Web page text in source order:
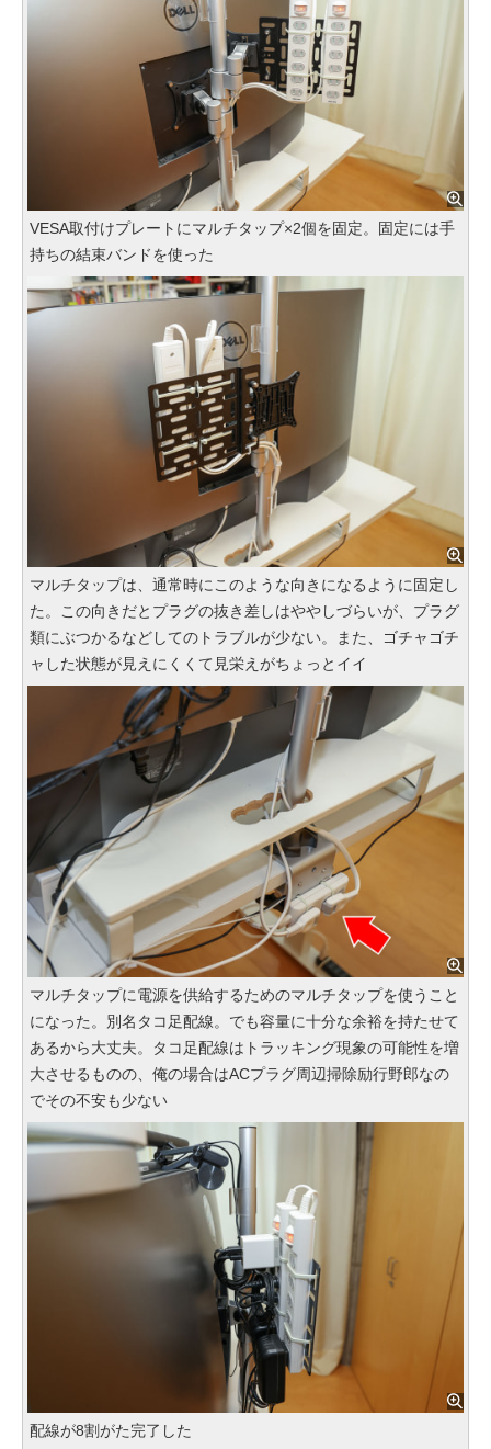
VESA取付けプレートにマルチタップ×2個を固定。固定には手
持ちの結束バンドを使った
マルチタップは、通常時にこのような向きになるように固定し
た。この向きだとプラグの抜き差しはややしづらいが、プラグ
類にぶつかるなどしてのトラブルが少ない。また、ゴチャゴチ
ャした状態が見えにくくて見栄えがちょっとイイ
マルチタップに電源を供給するためのマルチタップを使うこと
になった。別名タコ足配線。でも容量に十分な余裕を持たせて
あるから大丈夫。タコ足配線はトラッキング現象の可能性を増
大させるものの、俺の場合はACプラグ周辺掃除励行野郎なの
でその不安も少ない
配線が8割がた完了した